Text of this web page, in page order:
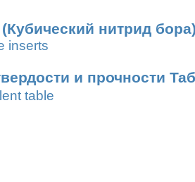
нитрид
inserts
и прочности
table